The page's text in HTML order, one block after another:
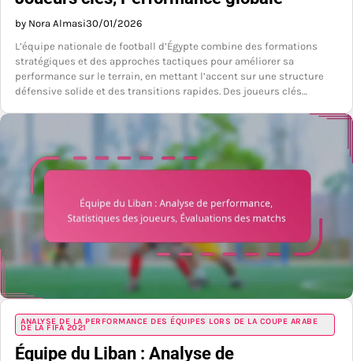
by Nora Almasi30/01/2026
L’équipe nationale de football d’Égypte combine des formations
stratégiques et des approches tactiques pour améliorer sa
performance sur le terrain, en mettant l’accent sur une structure
défensive solide et des transitions rapides. Des joueurs clés…
ANALYSE DE LA PERFORMANCE DES ÉQUIPES LORS DE LA COUPE ARABE
DE LA FIFA 2021
Équipe du Liban : Analyse de